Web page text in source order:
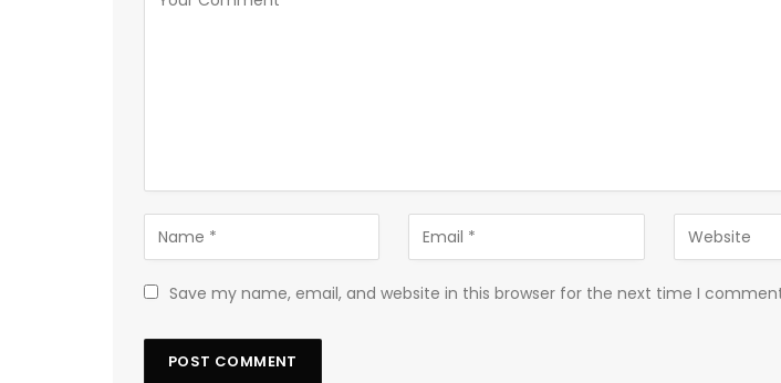
Save my name, email, and website in this browser for the next time I